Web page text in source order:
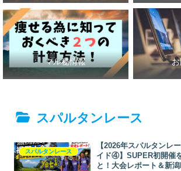
マル秘情報
スパルタンレース
スパルタンレース
【2026年スパルタンレ
イド④】SUPER初開催
と！大会レポート＆新